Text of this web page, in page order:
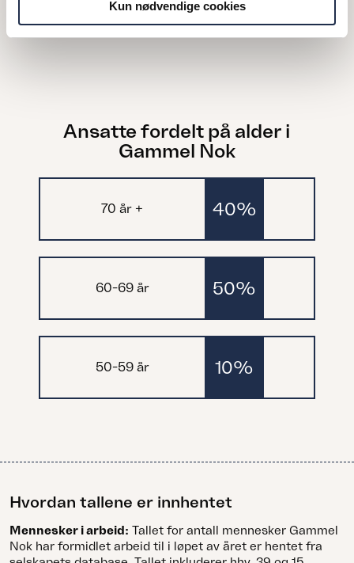
Kun nødvendige cookies
livskvaliteten
Ansatte fordelt på alder i
Gammel Nok
70 år + 40%
60-69 år 50%
50-59 år 10%
Hvordan tallene er innhentet
Mennesker i arbeid: Tallet for antall mennesker Gammel
Nok har formidlet arbeid til i løpet av året er hentet fra